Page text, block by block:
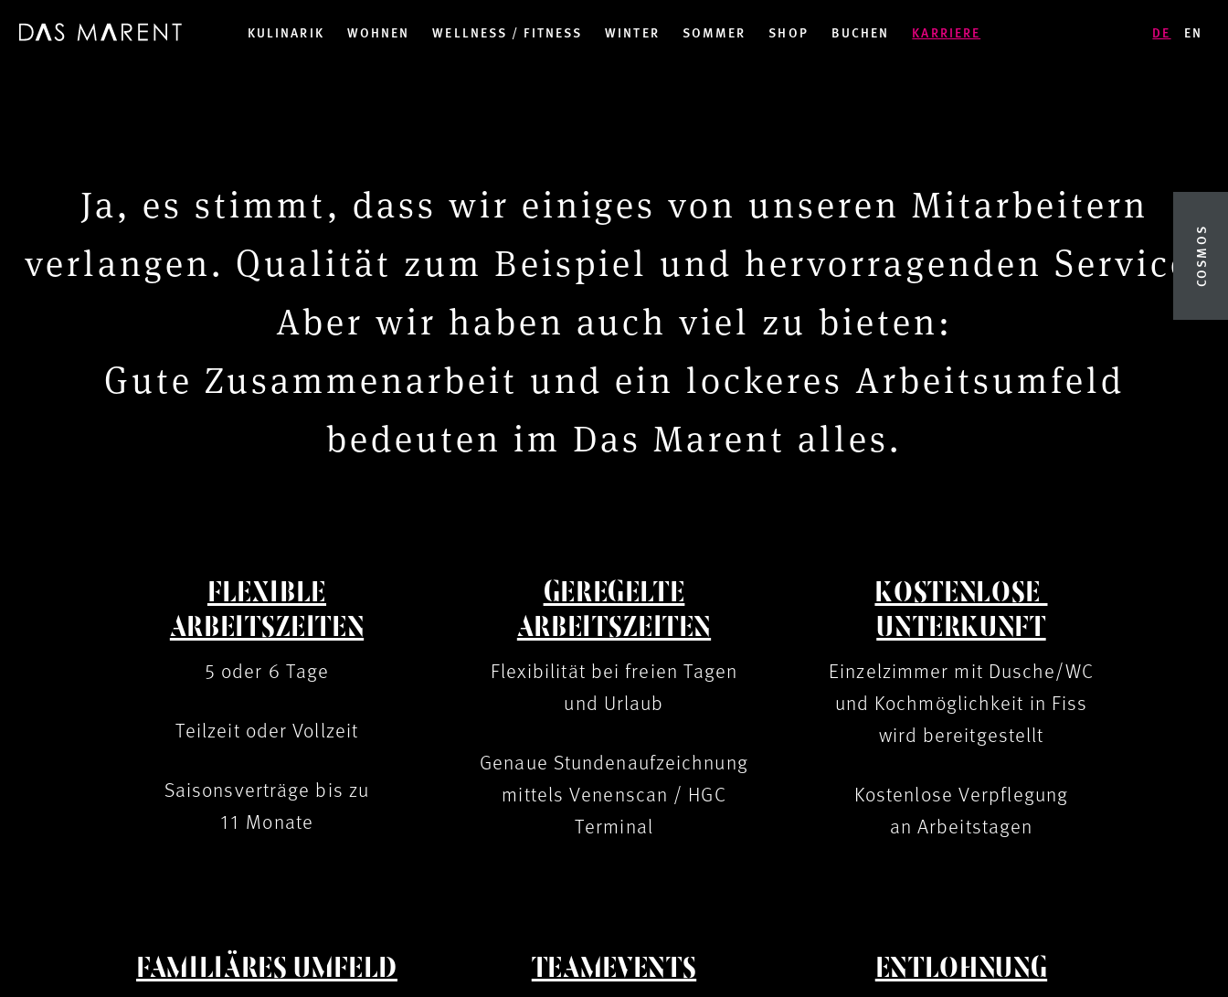
KULINARIK WOHNEN WELLNESS / FITNESS WINTER SOMMER SHOP BUCHEN KARRIERE DE EN
Ja, es stimmt, dass wir einiges von unseren Mitarbeitern
verlangen. Qualität zum Beispiel und hervorragenden Service.
Aber wir haben auch viel zu bieten:
Gute Zusammenarbeit und ein lockeres Arbeitsumfeld
bedeuten im Das Marent alles.
FLEXIBLE
ARBEITSZEITEN
5 oder 6 Tage
Teilzeit oder Vollzeit
Saisonsverträge bis zu
11 Monate
GEREGELTE
ARBEITSZEITEN
Flexibilität bei freien Tagen
und Urlaub
Genaue Stundenaufzeichnung
mittels Venenscan / HGC
Terminal
KOSTENLOSE
UNTERKUNFT
Einzelzimmer mit Dusche/WC
und Kochmöglichkeit in Fiss
wird bereitgestellt
Kostenlose Verpflegung
an Arbeitstagen
FAMILIÄRES UMFELD TEAMEVENTS ENTLOHNUNG
COSMOS